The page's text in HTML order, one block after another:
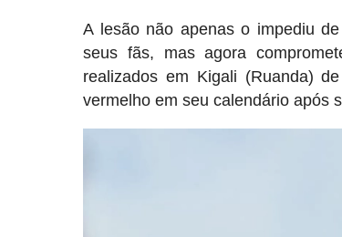
A lesão não apenas o impediu
seus fãs, mas agora
realizados em Kigali (Ruanda)
vermelho em seu calendário após